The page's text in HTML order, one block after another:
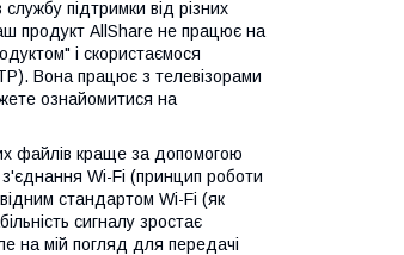
підтримки від різних
продукт AllShare не працює на
і скористаємося
Вона працює з телевізорами
ознайомитися на
файлів краще за допомогою
Wi-Fi (принцип роботи
стандартом Wi-Fi (як
сигналу зростає
на мій погляд для передачі